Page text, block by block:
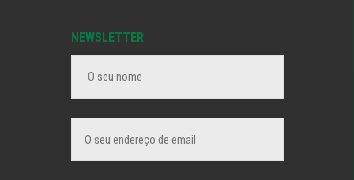
NEWSLETTER